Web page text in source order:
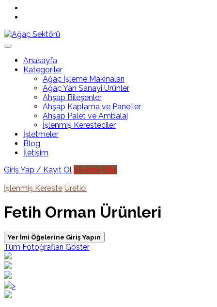
Anasayfa
Kategoriler
Ağaç İşleme Makinaları
Ağaç Yan Sanayi Ürünler
Ahşap Bileşenler
Ahşap Kaplama ve Paneller
Ahşap Palet ve Ambalaj
İşlenmiş Keresteciler
İşletmeler
Blog
İletişim
Giriş Yap / Kayıt Ol İşletme Ekle
İşlenmiş Kereste Üretici
Fetih Orman Ürünleri
Yer İmi Öğelerine Giriş Yapın
Tüm Fotoğrafları Göster
>